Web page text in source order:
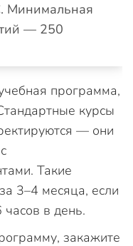
Минимальная
— 250
программа,
курсы
— они
Такие
3–4 месяца, если
в день.
закажите